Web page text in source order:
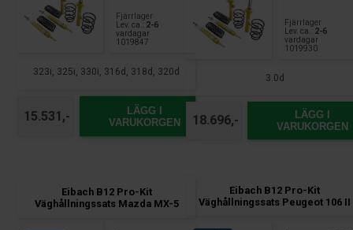
Fjärrlager
Lev. ca.: 2-6
vardagar
1019847
323i, 325i, 330i, 316d, 318d, 320d
15.531,-
LÄGG I
VARUKORGEN
Fjärrlager
Lev. ca.: 2-6
vardagar
1019930
3.0d
18.696,-
LÄGG I
VARUKORGEN
Eibach B12 Pro-Kit
Väghållningssats Mazda MX-5
Eibach B12 Pro-Kit
Väghållningssats Peugeot 106 II